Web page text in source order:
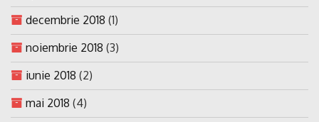
decembrie 2018 (1)
noiembrie 2018 (3)
iunie 2018 (2)
mai 2018 (4)